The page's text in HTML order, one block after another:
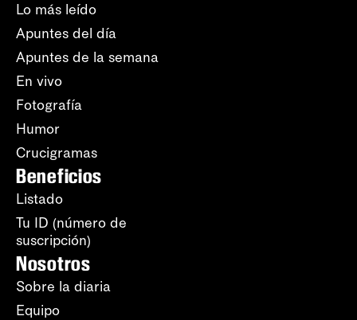
Lo más leído
Apuntes del día
Apuntes de la semana
En vivo
Fotografía
Humor
Crucigramas
Beneficios
Listado
Tu ID (número de
suscripción)
Nosotros
Sobre la diaria
Equipo